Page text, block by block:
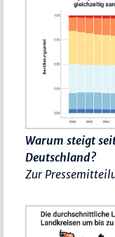
Warum steigt
Deutschland?
Zur